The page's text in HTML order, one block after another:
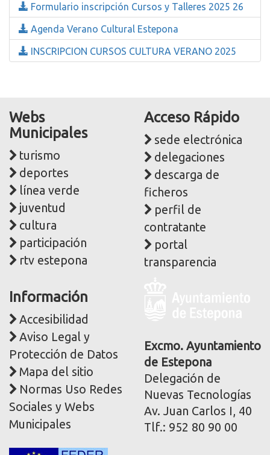
Formulario inscripción Cursos y Talleres 2025 26
Agenda Verano Cultural Estepona
INSCRIPCION CURSOS CULTURA VERANO 2025
Webs
Municipales
turismo
deportes
línea verde
juventud
cultura
participación
rtv estepona
Acceso Rápido
sede electrónica
delegaciones
descarga de
ficheros
perfil de
contratante
portal
transparencia
Información
Accesibilidad
Aviso Legal y
Protección de Datos
Mapa del sitio
Normas Uso Redes
Sociales y Webs
Municipales
corporativa
Excmo. Ayuntamiento
de Estepona
Delegación de
Nuevas Tecnologías
Av. Juan Carlos I, 40
Tlf.: 952 80 90 00